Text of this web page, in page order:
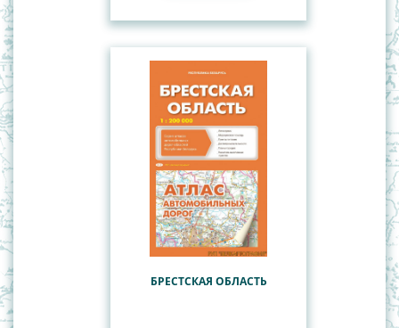
БРЕСТСКАЯ ОБЛАСТЬ